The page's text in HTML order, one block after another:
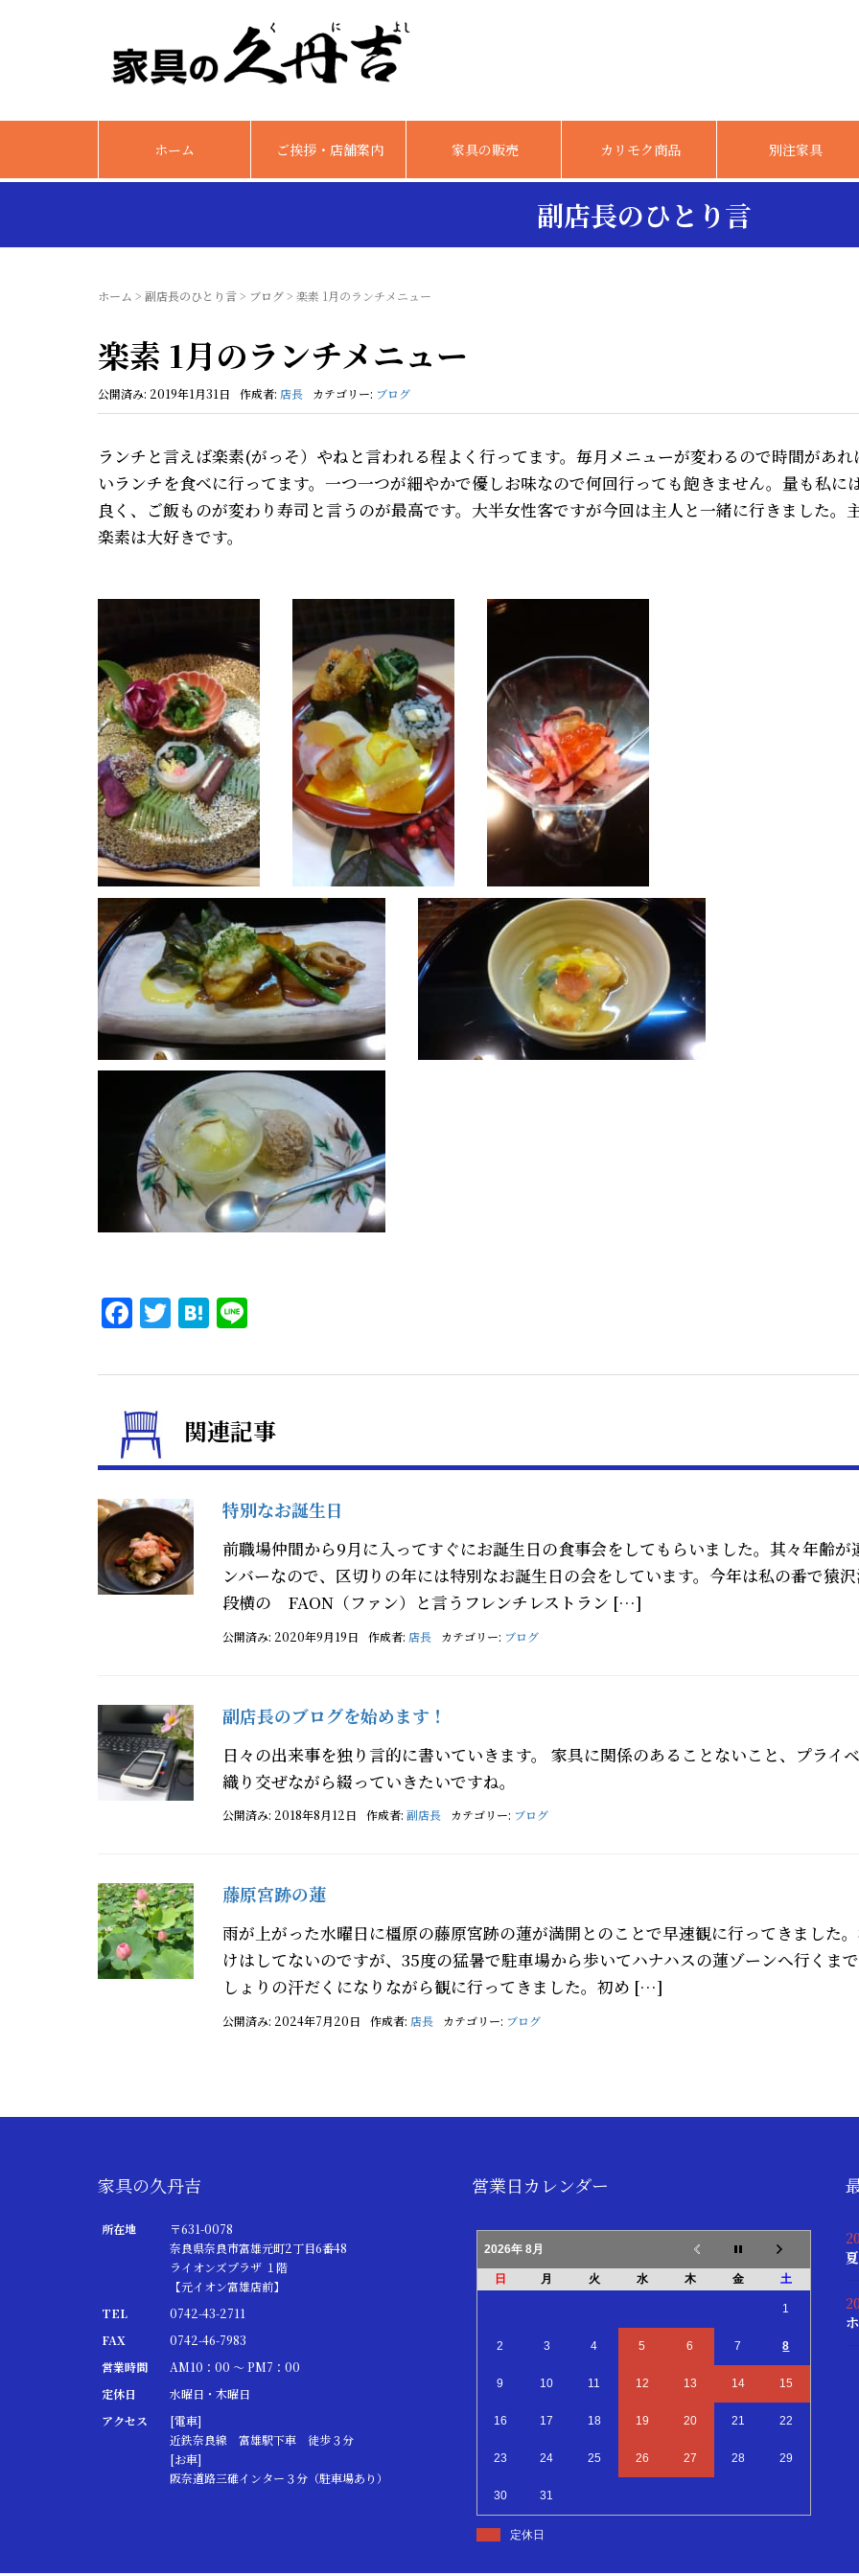
ホーム ご挨拶・店舗案内 家具の販売 カリモク商品 別注家具
副店長のひとり言
ホーム > 副店長のひとり言> ブログ> 楽素 1月のランチメニュー
楽素 1月のランチメニュー
公開済み: 2019年1月31日 作成者: 店長 カテゴリー: ブログ
ランチと言えば楽素(がっそ）やねと言われる程よく行ってます。毎月メニューが変わるので時間があれ
いランチを食べに行ってます。一つ一つが細やかで優しお味なので何回行っても飽きません。量も私に
良く、ご飯ものが変わり寿司と言うのが最高です。大半女性客ですが今回は主人と一緒に行きました。
楽素は大好きです。
Facebook
TwitterHatena
関連記事
特別なお誕生日
前職場仲間から9月に入ってすぐにお誕生日の食事会をしてもらいました。其々年齢が
ンバーなので、区切りの年には特別なお誕生日の会をしています。今年は私の番で猿
段横の FAON（ファン）と言うフレンチレストラン […]
公開済み: 2020年9月19日 作成者: 店長 カテゴリー: ブログ
副店長のブログを始めます！
日々の出来事を独り言的に書いていきます。 家具に関係のあることないこと、プライ
織り交ぜながら綴っていきたいですね。
公開済み: 2018年8月12日 作成者: 副店長 カテゴリー: ブログ
藤原宮跡の蓮
雨が上がった水曜日に橿原の藤原宮跡の蓮が満開とのことで早速観に行ってきました
けはしてないのですが、35度の猛暑で駐車場から歩いてハナハスの蓮ゾーンへ行くま
しょりの汗だくになりながら観に行ってきました。初め […]
公開済み: 2024年7月20日 作成者: 店長 カテゴリー: ブログ
家具の久丹吉
所在地
〒631-0078
奈良県奈良市富雄元町2丁目6番48
ライオンズプラザ １階
【元イオン富雄店前】
TEL
0742-43-2711
FAX
0742-46-7983
営業時間
AM10：00 ～ PM7：00
定休日
水曜日・木曜日
アクセス
[電車]
近鉄奈良線 富雄駅下車 徒歩３分
[お車]
阪奈道路三碓インター３分（駐車場あり）
営業日カレンダー
2026年 8月
日 月 火 水 木 金 土
1
2 3 4 5 6 7 8
9 10 11 12 13 14 15
16 17 18 19 20 21 22
23 24 25 26 27 28 29
30 31
定休日